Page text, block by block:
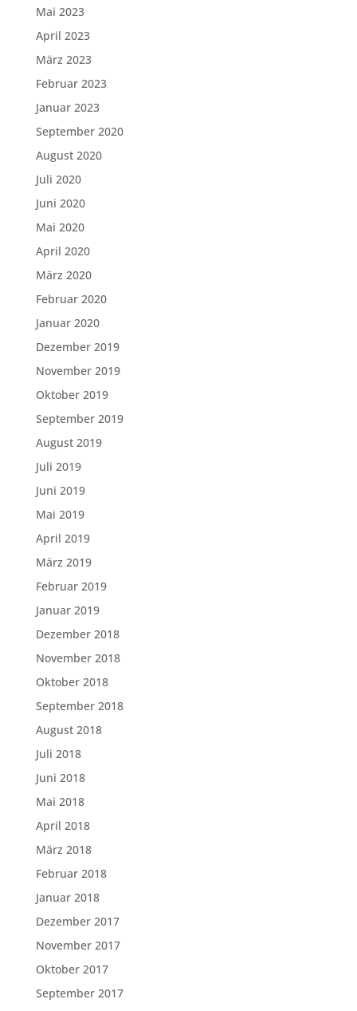
Mai 2023
April 2023
März 2023
Februar 2023
Januar 2023
September 2020
August 2020
Juli 2020
Juni 2020
Mai 2020
April 2020
März 2020
Februar 2020
Januar 2020
Dezember 2019
November 2019
Oktober 2019
September 2019
August 2019
Juli 2019
Juni 2019
Mai 2019
April 2019
März 2019
Februar 2019
Januar 2019
Dezember 2018
November 2018
Oktober 2018
September 2018
August 2018
Juli 2018
Juni 2018
Mai 2018
April 2018
März 2018
Februar 2018
Januar 2018
Dezember 2017
November 2017
Oktober 2017
September 2017